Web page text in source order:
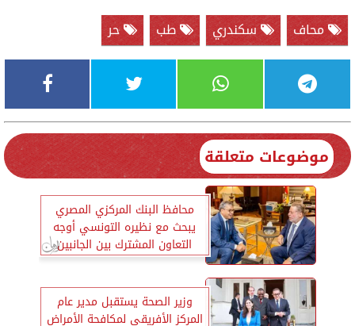
محاف
سكندري طب حر
موضوعات متعلقة
محافظ البنك المركزي المصري
يبحث مع نظيره التونسي أوجه
التعاون المشترك بين الجانبين
وزير الصحة يستقبل مدير عام
المركز الأفريقي لمكافحة الأمراض